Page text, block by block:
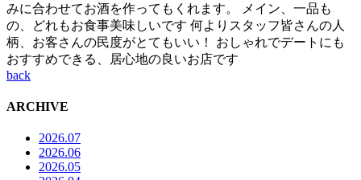
みに合わせてお酒を作ってもくれます。 メイン、一品も
の、どれもお食事美味しいです 何よりスタッフ皆さんの人
柄、お客さんの民度がとてもいい！ おしゃれでデートにも
おすすめできる、居心地の良いお店です
back
ARCHIVE
2026.07
2026.06
2026.05